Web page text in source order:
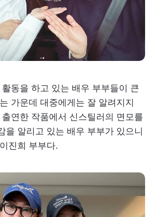
동을 하고 있는 배우 부부들이 큰
가운데 대중에게는 잘 알려지지
연한 작품에서 신스틸러의 면모를
을 알리고 있는 배우 부부가 있으니
진희 부부다.